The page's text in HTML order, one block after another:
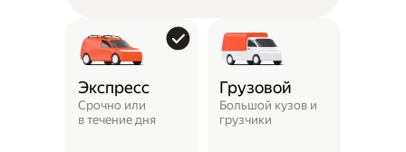
Экспресс
Срочно или
в течение дня
Грузовой
Большой кузов и
грузчики